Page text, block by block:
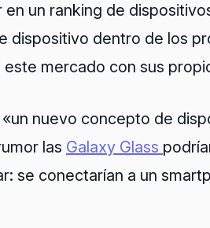
un ranking de
dispositivo dentro de los
mercado con sus
nuevo concepto de
las Galaxy Glass
se conectarían a un